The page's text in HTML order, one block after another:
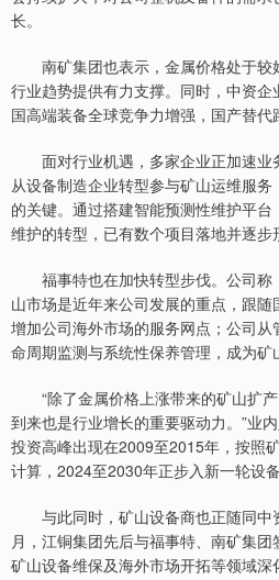
长。
南矿集团也表示，金属价格处于较
行业趋势提供有力支撑。同时，中资
国高端装备全球竞争力增强，国产替代
面对行业机遇，多家企业正加速业
从设备制造企业转型参与矿山运维服
的关键。通过搭建智能预测性维护平
维护的转型，已有数个项目落地并逐步
福事特也在加快转型步伐。公司称
山市场是近年来公司发展的重点，跟
增加公司海外市场的服务网点；公司
命周期监测与系统性保养管理，成为矿
“除了金属价格上涨带来的矿山扩产
到来也是行业增长的重要驱动力。”业
投资高峰出现在2009至2015年，按照
计算，2024至2030年正步入新一轮设
与此同时，矿山设备商也正随同中
月，江铜集团先后与福事特、南矿集
矿山设备维保及海外市场开拓等领域深